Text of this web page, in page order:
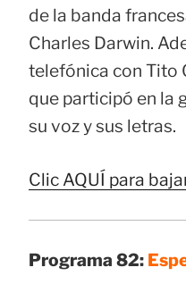
de la banda
Charles Darwin.
telefónica con Tito
que participó en la
su voz y sus letras.
Clic AQUÍ para
Programa 82: